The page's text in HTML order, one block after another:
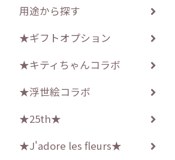
用途から探す
★ギフトオプション
★キティちゃんコラボ
★浮世絵コラボ
★25th★
★J'adore les fleurs★